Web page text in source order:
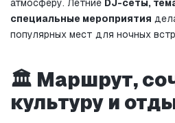
атмосферу. Летние DJ-сеты,
специальные мероприятия
популярных мест для ночных
🏛️ Маршрут,
культуру и